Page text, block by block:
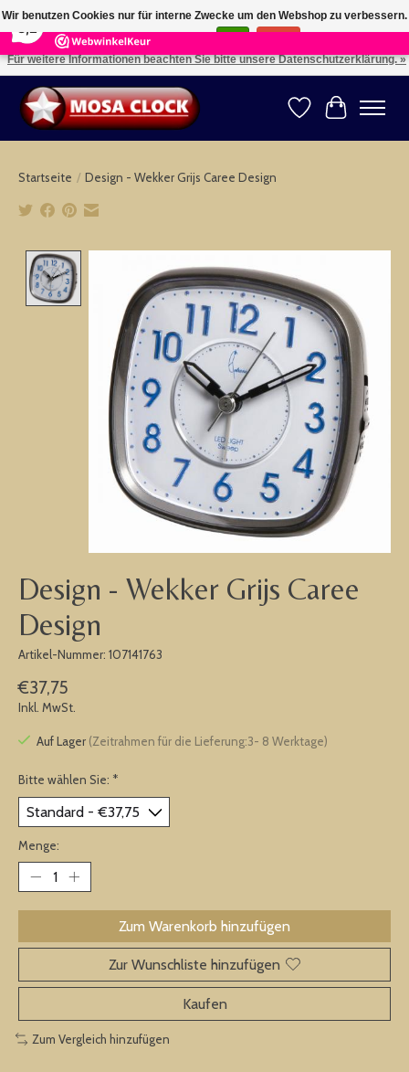
164 Reviews ×
Kies uw taal: NL -- Wählen Sie ihre Sprache: DE -- Choose your language: EN ⇓ ⇒
Wunschzettel
Ihr
Startseite / Design - Wekker Grijs Caree Design
Design - Wekker Grijs Caree
Design
Artikel-Nummer: 107141763
€37,75
Inkl. MwSt.
Auf Lager (Zeitrahmen für die Lieferung:3- 8 Werktage)
Bitte wählen Sie: *
Menge:
Zum Warenkorb hinzufügen
Zur Wunschliste hinzufügen
Kaufen
Zum Vergleich hinzufügen
Wir benutzen Cookies nur für interne Zwecke um den Webshop zu verbessern.
Ist das in Ordnung?
Für weitere Informationen beachten Sie bitte unsere Datenschutzerklärung. »